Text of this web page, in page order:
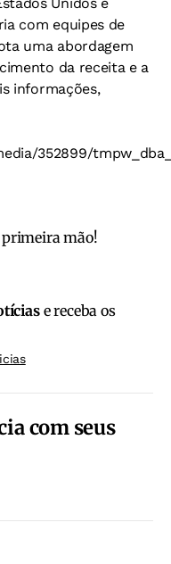
com equipes de
uma abordagem
da receita e a
informações,
352899/
mão!
e receba os
com seus